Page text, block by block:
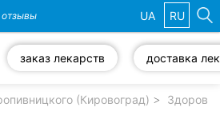
отзывы UA RU
заказ лекарств
(Кировоград)